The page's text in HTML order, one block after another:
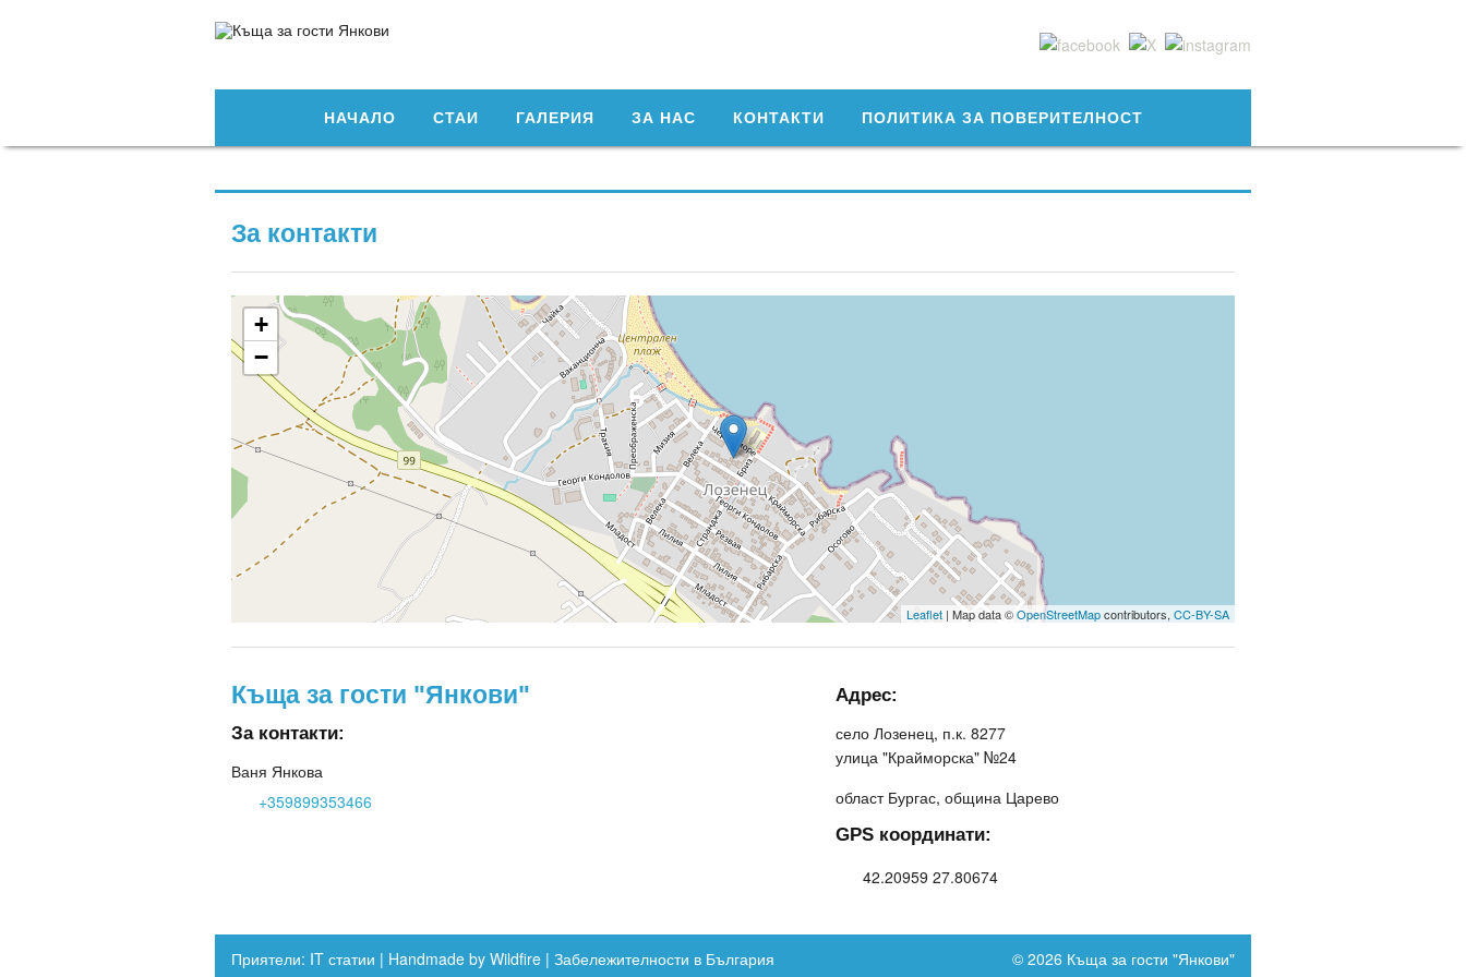
НАЧАЛО СТАИ ГАЛЕРИЯ ЗА НАС КОНТАКТИ ПОЛИТИКА ЗА ПОВЕРИТЕЛНОСТ
За контакти
+
−
Leaflet | Map data ©OpenStreetMapcontributors, CC-BY-SA
Къща за гости "Янкови"
За контакти:
Ваня Янкова
+359899353466
Адрес:
село Лозенец, п.к. 8277
улица "Крайморска" №24
област Бургас, община Царево
GPS координати:
42.20959 27.80674
Приятели: IT статии | Handmade by Wildfire | Забележителности в България © 2026 Къща за гости "Янкови"